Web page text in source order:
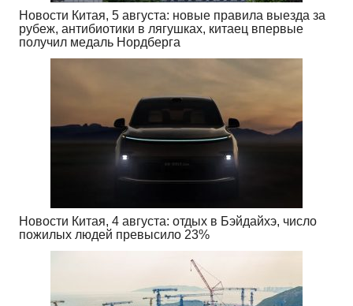
Новости Китая, 5 августа: новые правила выезда за
рубеж, антибиотики в лягушках, китаец впервые
получил медаль Нордберга
Новости Китая, 4 августа: отдых в Бэйдайхэ, число
пожилых людей превысило 23%